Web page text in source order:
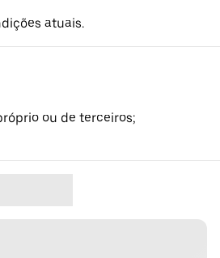
atuais.
ou de terceiros;